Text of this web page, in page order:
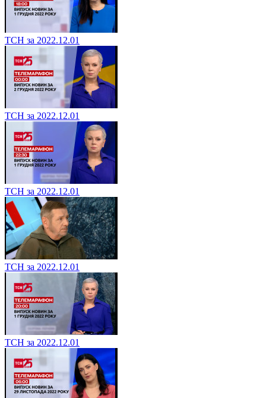
ТСН за 2022.12.01
ТСН за 2022.12.01
ТСН за 2022.12.01
ТСН за 2022.12.01
ТСН за 2022.12.01